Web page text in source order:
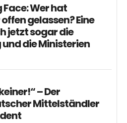
Wer hat
gelassen? Eine
jetzt sogar die
die Ministerien
– Der
Mittelständler